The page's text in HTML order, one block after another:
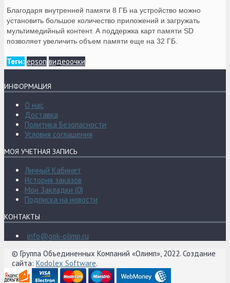
Благодаря внутренней памяти 8 ГБ на устройство можно
установить большое количество приложений и загружать
мультимедийный контент. А поддержка карт памяти SD
позволяет увеличить объем памяти еще на 32 ГБ.
Теги: epson видеоочки
ИНФОРМАЦИЯ
О нас
Доставка
Политика Безопасности
Условия соглашения
МОЯ УЧЕТНАЯ ЗАПИСЬ
Личный Кабинет
История заказов
Мои Закладки (0)
Подписка на новости
КОНТАКТЫ
info@gok-olimp.ru
© Группа Объединенных Компаний «Олимп», 2022. Создание
сайта: Kodolex Software.